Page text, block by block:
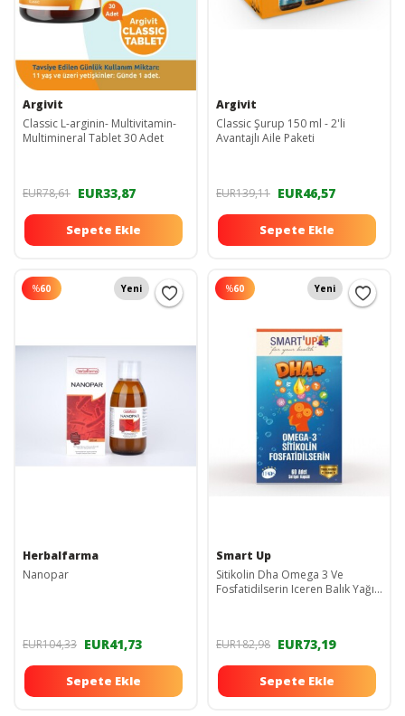
Argivit
Classic L-arginin- Multivitamin-
Multimineral Tablet 30 Adet
EUR78,61 EUR33,87
Sepete Ekle
Argivit
Classic Şurup 150 ml - 2'li
Avantajlı Aile Paketi
EUR139,11 EUR46,57
Sepete Ekle
%60 Yeni
Herbalfarma
Nanopar
EUR104,33 EUR41,73
Sepete Ekle
%60 Yeni
Smart Up
Sitikolin Dha Omega 3 Ve
Fosfatidilserin Iceren Balık Yağı
EUR182,98 EUR73,19
Sepete Ekle